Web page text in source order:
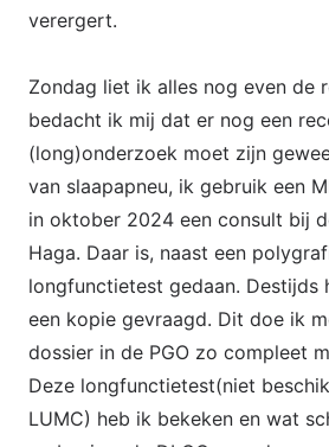
verergert.
Zondag liet ik alles nog even de
bedacht ik mij dat er nog een
(long)onderzoek moet zijn
van slaapapneu, ik gebruik een
in oktober 2024 een consult bij
Haga. Daar is, naast een
longfunctietest gedaan. Destijds
een kopie gevraagd. Dit doe ik
dossier in de PGO zo compleet
Deze longfunctietest(niet
LUMC) heb ik bekeken en wat